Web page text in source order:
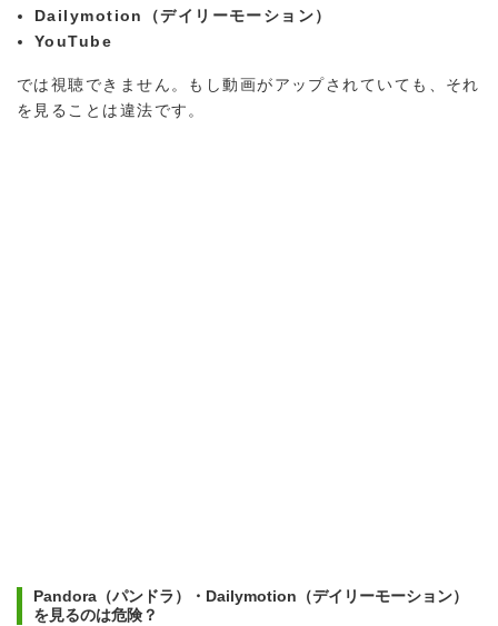
Dailymotion（デイリーモーション）
YouTube
では視聴できません。もし動画がアップされていても、それ
を見ることは違法です。
Pandora（パンドラ）・Dailymotion（デイリーモーション）
を見るのは危険？